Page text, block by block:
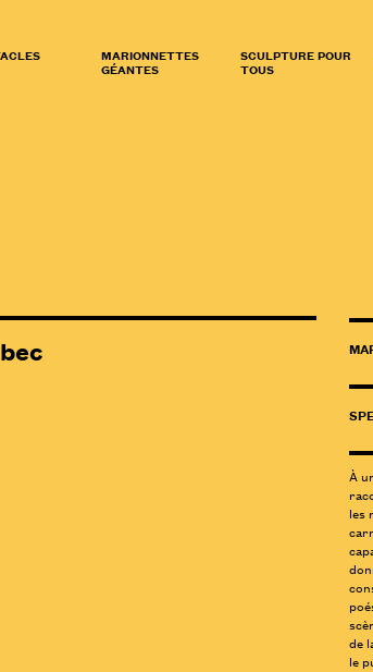
MARIONNETTES
GÉANTES
SCULPTURE POUR
TOUS
À
les
de
le